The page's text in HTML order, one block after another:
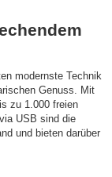
modernste Technik
Genuss. Mit
zu 1.000 freien
USB sind die
und bieten darüber